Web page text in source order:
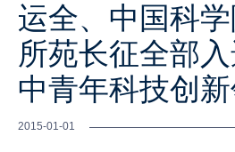
运全、中国科
所苑长征全部
中青年科技创新
2015-01-01